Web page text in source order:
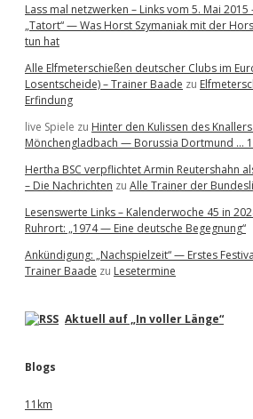
Lass mal netzwerken – Links vom 5. Mai
„Tatort“ — Was Horst Szymaniak mit der
tun hat
Alle Elfmeterschießen deutscher Clubs im
Losentscheide) – Trainer Baade zu
Erfindung
live Spiele zu Hinter den Kulissen des
Mönchengladbach — Borussia Dortmund …
Hertha BSC verpflichtet Armin Reutershahn
– Die Nachrichten zu Alle Trainer der
Lesenswerte Links – Kalenderwoche 45 in
Ruhrort: „1974 — Eine deutsche Begegnung“
Ankündigung: „Nachspielzeit“ — Erstes
Trainer Baade zu Lesetermine
Aktuell auf „In voller Länge“
Blogs
11km